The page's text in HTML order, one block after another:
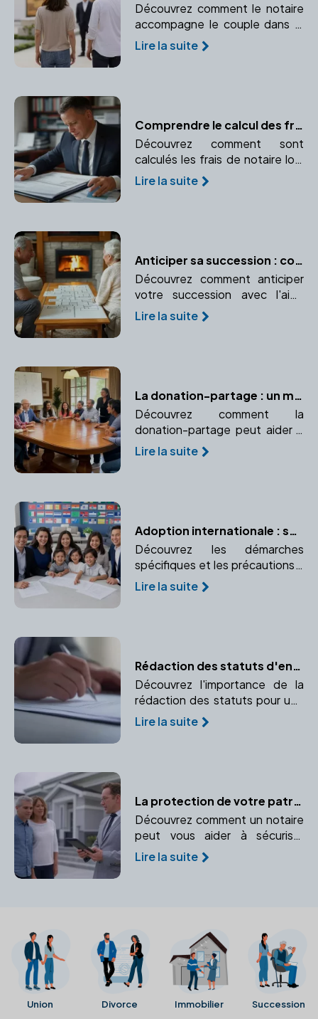
Découvrez comment le notaire
accompagne le couple dans le
partage des biens communs,
notamment les biens
Lire la suite
Comprendre le calcul des frais de notaire lors d'une transaction immobilière
Découvrez comment sont
calculés les frais de notaire lors
d'une transaction immobilière.
Comprendre les taxes et
Lire la suite
Anticiper sa succession : conseils pratiques avec un notaire
Découvrez comment anticiper
votre succession avec l'aide
d'un notaire. Protégez vos
proches et réduisez les coûts
Lire la suite
La donation-partage : un moyen efficace d'éviter les conflits familiaux
Découvrez comment la
donation-partage peut aider à
assurer une transmission
équitable du patrimoine et
Lire la suite
Adoption internationale : spécificités et précautions
Découvrez les démarches
spécifiques et les précautions à
prendre pour une adoption à
l'étranger. Comprendre le rôle
Lire la suite
Rédaction des statuts d'entreprise : les règles à respecter
Découvrez l'importance de la
rédaction des statuts pour une
entreprise et pourquoi faire
appel à un notaire garantit leur
Lire la suite
La protection de votre patrimoine immobilier face à l'imprévu grâce au notaire
Découvrez comment un notaire
peut vous aider à sécuriser
votre patrimoine immobilier face
à l'imprévu. Protégez vos biens
Lire la suite
Union Divorce Immobilier Succession